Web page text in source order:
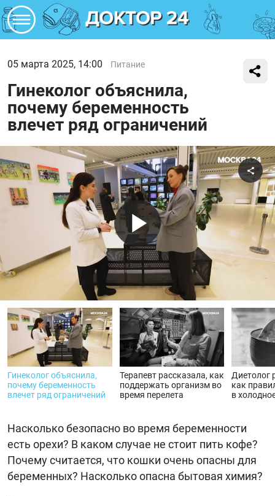
05 марта 2025, 14:00 Питание
Гинеколог объяснила,
почему беременность
влечет ряд ограничений
видео
Гинеколог объяснила,
почему беременность
влечет ряд ограничений
Терапевт рассказала, как
поддержать организм во
время перелета
Диетолог
как
в
Насколько безопасно во время беременности
есть орехи? В каком случае не стоит пить кофе?
Почему считается, что кошки очень опасны для
беременных? Насколько опасна бытовая химия?